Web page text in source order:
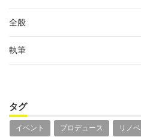
全般
執筆
タグ
イベント プロデュース リノベ